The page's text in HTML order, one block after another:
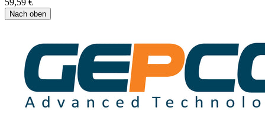
Nach oben